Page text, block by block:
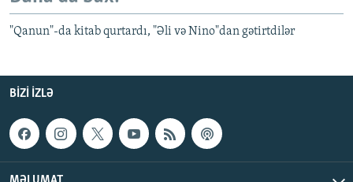
"Qanun"-da kitab qurtardı, "Əli və Nino"dan gətirtdilər
BIZI IZLƏ